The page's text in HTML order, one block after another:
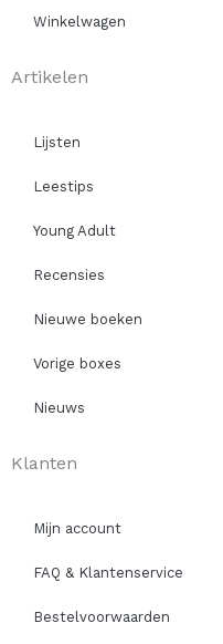
Winkelwagen
Artikelen
Lijsten
Leestips
Young Adult
Recensies
Nieuwe boeken
Vorige boxes
Nieuws
Klanten
Mijn account
FAQ & Klantenservice
Bestelvoorwaarden